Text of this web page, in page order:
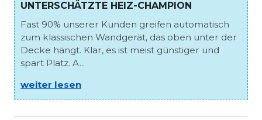
UNTERSCHÄTZTE HEIZ-CHAMPION
Fast 90% unserer Kunden greifen automatisch
zum klassischen Wandgerät, das oben unter der
Decke hängt. Klar, es ist meist günstiger und
spart Platz. A...
weiter lesen